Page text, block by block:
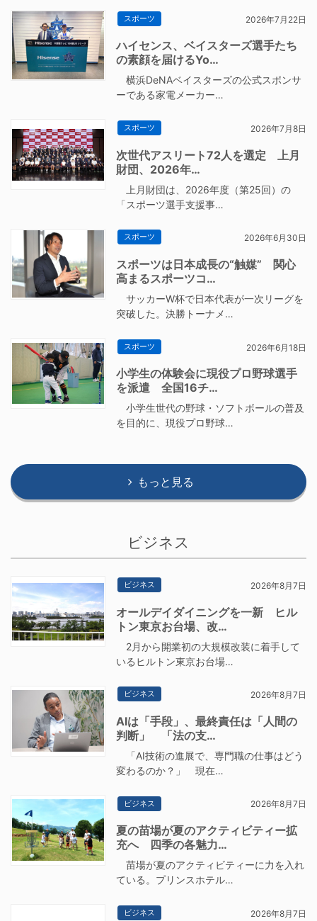
スポーツ 2026年7月22日
ハイセンス、ベイスターズ選手たち
の素顔を届けるYo…
横浜DeNAベイスターズの公式スポンサ
ーである家電メーカー…
スポーツ 2026年7月8日
次世代アスリート72人を選定 上月
財団、2026年…
上月財団は、2026年度（第25回）の
「スポーツ選手支援事…
スポーツ 2026年6月30日
スポーツは日本成長の“触媒” 関心
高まるスポーツコ…
サッカーW杯で日本代表が一次リーグを
突破した。決勝トーナメ…
スポーツ 2026年6月18日
小学生の体験会に現役プロ野球選手
を派遣 全国16チ…
小学生世代の野球・ソフトボールの普及
を目的に、現役プロ野球…
もっと見る
ビジネス
ビジネス 2026年8月7日
オールデイダイニングを一新 ヒル
トン東京お台場、改…
2月から開業初の大規模改装に着手して
いるヒルトン東京お台場…
ビジネス 2026年8月7日
AIは「手段」、最終責任は「人間の
判断」 「法の支…
「AI技術の進展で、専門職の仕事はどう
変わるのか？」 現在…
ビジネス 2026年8月7日
夏の苗場が夏のアクティビティー拡
充へ 四季の各魅力…
苗場が夏のアクティビティーに力を入れ
ている。プリンスホテル…
ビジネス 2026年8月7日